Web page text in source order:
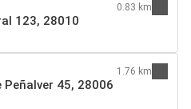
123, 28010
0.83 km
Peñalver 45, 28006
1.76 km